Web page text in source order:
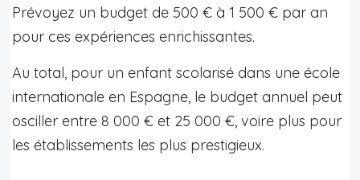
Prévoyez un budget de 500 € à 1 500 € par an
pour ces expériences enrichissantes.
Au total, pour un enfant scolarisé dans une école
internationale en Espagne, le budget annuel peut
osciller entre 8 000 € et 25 000 €, voire plus pour
les établissements les plus prestigieux.